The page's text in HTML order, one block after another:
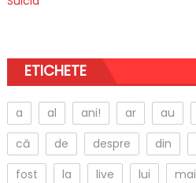
ETICHETE
a al ani! ar au
că
de despre din
fost
la live lui mai